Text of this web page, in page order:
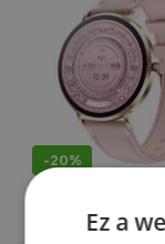
-20%
Ennek aEz a